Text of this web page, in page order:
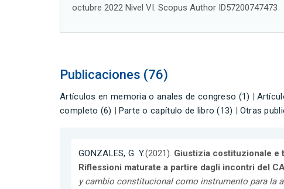
octubre 2022 Nivel VI. Scopus Author ID57200747473
Publicaciones (76)
Artículos en memoria o anales de congreso (1)
completo (6)
Parte o capítulo de libro (13) Otras
GONZALES, G. Y.(2021). Giustizia costituzionale e
Riflessioni maturate a partire dagli incontri del
y cambio constitucional como instrumento para la